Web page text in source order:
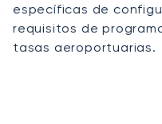
específicas de
requisitos de
tasas aeroportuarias.